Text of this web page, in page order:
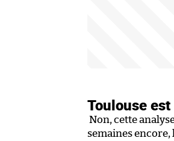
Toulouse
Non, cette
semaines